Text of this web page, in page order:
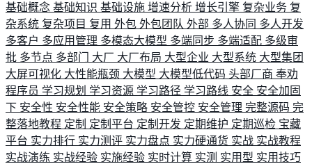
基础概念 基础知识 基础设施 增速分析 增长引擎 复杂业务 复
杂系统 复杂项目 复用 外包 外包团队 外部 多人协同 多人开发
多客户 多应用管理 多模态大模型 多端同步 多端适配 多级审
批 多节点 多部门 大厂 大厂布局 大型企业 大型系统 大型集团
大屏可视化 大性能瓶颈 大模型 大模型低代码 头部厂商 奉劝
程序员 学习规划 学习资源 学习路径 学习路线 安全 安全加固
下 安全性 安全性能 安全策略 安全管控 安全管理 完整源码 完
整落地教程 定制 定制平台 定制开发 定期维护 定期巡检 宝藏
平台 实力排行 实力测评 实力盘点 实力硬通货 实战 实战教程
实战演练 实战经验 实施经验 实时计算 实测 实用型 实用技巧